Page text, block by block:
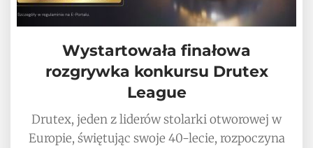
Wystartowała finałowa
rozgrywka konkursu Drutex
League
Drutex, jeden z liderów stolarki otworowej w
Europie, świętując swoje 40-lecie, rozpoczyna